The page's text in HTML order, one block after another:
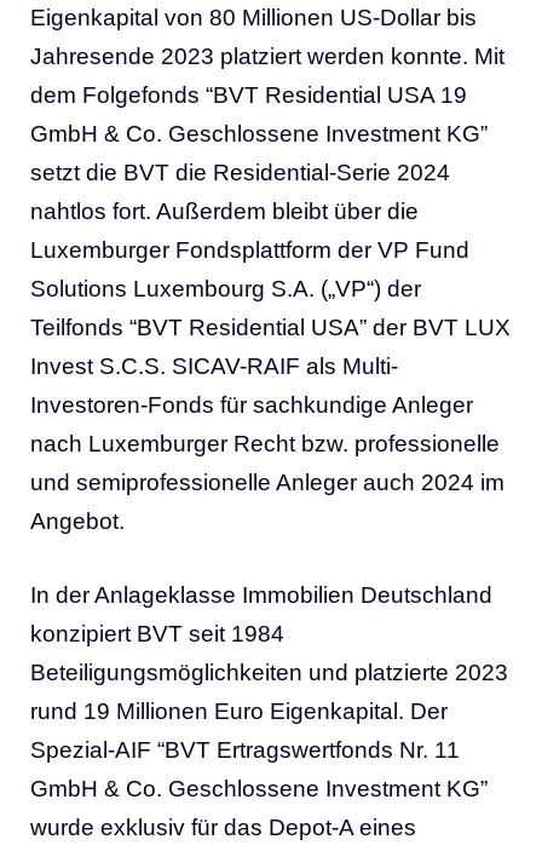
Eigenkapital von 80 Millionen US-Dollar bis
Jahresende 2023 platziert werden konnte. Mit
dem Folgefonds “BVT Residential USA 19
GmbH & Co. Geschlossene Investment KG”
setzt die BVT die Residential-Serie 2024
nahtlos fort. Außerdem bleibt über die
Luxemburger Fondsplattform der VP Fund
Solutions Luxembourg S.A. („VP“) der
Teilfonds “BVT Residential USA” der BVT LUX
Invest S.C.S. SICAV-RAIF als Multi-
Investoren-Fonds für sachkundige Anleger
nach Luxemburger Recht bzw. professionelle
und semiprofessionelle Anleger auch 2024 im
Angebot.
In der Anlageklasse Immobilien Deutschland
konzipiert BVT seit 1984
Beteiligungsmöglichkeiten und platzierte 2023
rund 19 Millionen Euro Eigenkapital. Der
Spezial-AIF “BVT Ertragswertfonds Nr. 11
GmbH & Co. Geschlossene Investment KG”
wurde exklusiv für das Depot-A eines